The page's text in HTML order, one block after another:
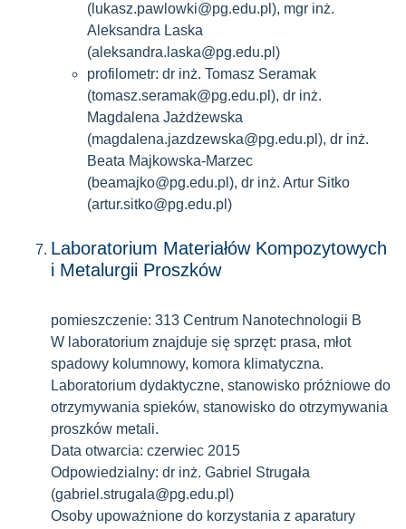
(lukasz.pawlowki@pg.edu.pl), mgr inż.
Aleksandra Laska
(aleksandra.laska@pg.edu.pl)
profilometr: dr inż. Tomasz Seramak
(tomasz.seramak@pg.edu.pl), dr inż.
Magdalena Jażdżewska
(magdalena.jazdzewska@pg.edu.pl), dr inż.
Beata Majkowska-Marzec
(beamajko@pg.edu.pl), dr inż. Artur Sitko
(artur.sitko@pg.edu.pl)
Laboratorium Materiałów Kompozytowych
i Metalurgii Proszków
pomieszczenie: 313 Centrum Nanotechnologii B
W laboratorium znajduje się sprzęt: prasa, młot
spadowy kolumnowy, komora klimatyczna.
Laboratorium dydaktyczne, stanowisko próżniowe do
otrzymywania spieków, stanowisko do otrzymywania
proszków metali.
Data otwarcia: czerwiec 2015
Odpowiedzialny: dr inż. Gabriel Strugała
(gabriel.strugala@pg.edu.pl)
Osoby upoważnione do korzystania z aparatury